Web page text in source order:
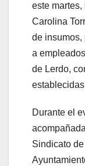
este
Carolina
de insumos,
a
de Lerdo,
Durante el
Sindicato